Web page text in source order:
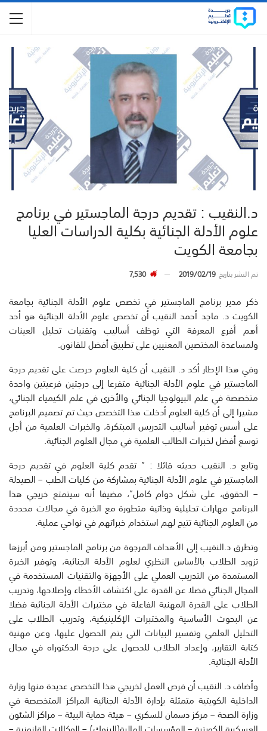
د.النقيب : تقديم درجة الماجستير في برنامج
علوم الأدلة الجنائية بكلية الدراسات العليا
بجامعة الكويت
تم النشر بتاريخ2019/02/19
7,530
ذكر مدير برنامج الماجستير في تخصص علوم الأدلة الجنائية بجامعة
الكويت د. ماجد أحمد النقيب أن تخصص علوم الأدلة الجنائية هو أحد
أهم أفرع المعرفة التي توظف أساليب وتقنيات تحليل العينات
ولمساعدة المختصين المعنيين على تطبيق أفضل للقانون.
وفي هذا الإطار أكد د. النقيب أن كلية العلوم حرصت على تقديم درجة
الماجستير في علوم الأدلة الجنائية متفرعا إلى درجتين فرعيتين واحدة
متخصصة في علم البيولوجيا الجنائي والأخرى في علم الكيمياء الجنائي،
مشيرا إلى أن كلية العلوم أدخلت هذا التخصص حيث تم تصميم البرنامج
على أسس توفير أساليب التدريس المبتكرة، والخبرات العلمية من أجل
توسع أفضل لخبرات الطالب العلمية في مجال العلوم الجنائية.
وتابع د. النقيب حديثه قائلا : ” تقدم كلية العلوم في تقديم درجة
الماجستير في علوم الأدلة الجنائية بمشاركة من كليات الطب – الصيدلة
– الحقوق، على شكل دوام كامل”، مضيفا أنه سيتمتع خريجي هذا
البرنامج مهارات تحليلية وذاتية متطورة مع الخبرة في مجالات محددة
من العلوم الجنائية تتيح لهم استخدام خبراتهم في نواحي عملية.
وتطرق د.النقيب إلى الأهداف المرجوة من برنامج الماجستير ومن أبرزها
تزويد الطلاب بالأساس النظري لعلوم الأدلة الجنائية، وتوفير الخبرة
المستمدة من التدريب العملي على الأجهزة والتقنيات المستخدمة في
المجال الجنائي فضلا عن القدرة على اكتشاف الأخطاء وإصلاحها، وتدريب
الطلاب على القدرة المهنية الفاعلة في مختبرات الأدلة الجنائية فضلا
عن البحوث الأساسية والمختبرات الإكلينيكية، وتدريب الطلاب على
التحليل العلمي وتفسير البيانات التي يتم الحصول عليها، وعن مهنية
كتابة التقارير، وإعداد الطلاب للحصول على درجة الدكتوراه في مجال
الأدلة الجنائية.
وأضاف د. النقيب أن فرص العمل لخريجي هذا التخصص عديدة منها وزارة
الداخلية الكويتية متمثلة بإدارة الأدلة الجنائية المراكز المتخصصة في
وزارة الصحة – مركز دسمان للسكري – هيئة حماية البيئة – مراكز الشئون